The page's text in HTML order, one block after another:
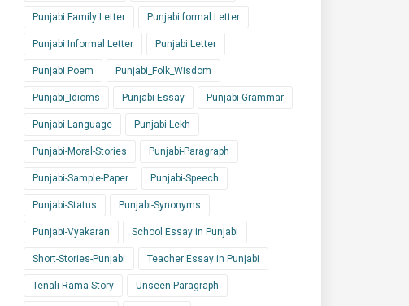
Punjabi Family Letter Punjabi formal Letter
Punjabi Informal Letter Punjabi Letter
Punjabi Poem Punjabi_Folk_Wisdom
Punjabi_Idioms Punjabi-Essay Punjabi-Grammar
Punjabi-Language Punjabi-Lekh
Punjabi-Moral-Stories Punjabi-Paragraph
Punjabi-Sample-Paper Punjabi-Speech
Punjabi-Status Punjabi-Synonyms
Punjabi-Vyakaran School Essay in Punjabi
Short-Stories-Punjabi Teacher Essay in Punjabi
Tenali-Rama-Story Unseen-Paragraph